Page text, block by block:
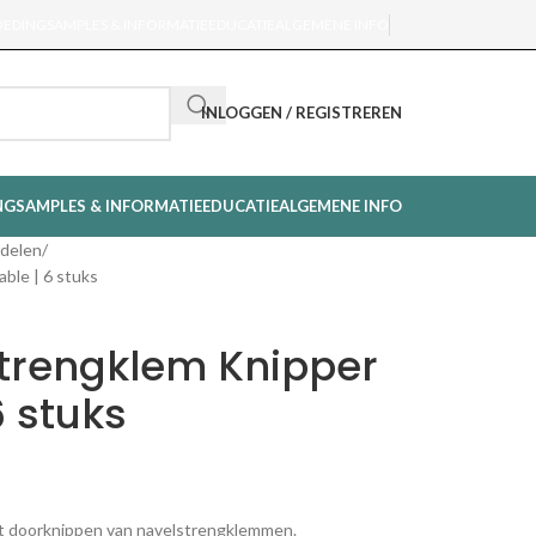
INLOGGEN / REGISTREREN
SAMPLES & INFORMATIEEDUCATIEALGEMENE INFO
| 6 stuks
Knipper
stuks
van navelstrengklemmen.